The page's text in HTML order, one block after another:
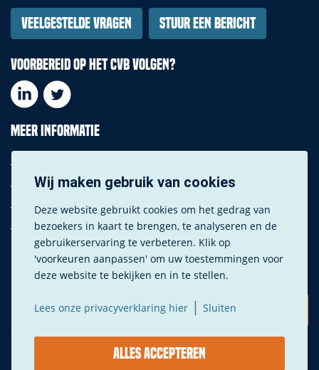
Veelgestelde vragen
Stuur een bericht
Voorbereid op het CVB volgen?
Meer informatie
Downloads
Privacy instellingen
Fotografie
© Copyright – CVB
Wij maken gebruik van cookies
Deze website gebruikt cookies om het gedrag van
bezoekers in kaart te brengen, te analyseren en de
gebruikerservaring te verbeteren. Klik op
'voorkeuren aanpassen' om uw toestemmingen voor
deze website te bekijken en in te stellen.
Lees onze privacyverklaring hier | Sluiten
Alles accepteren